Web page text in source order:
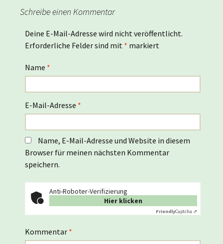
Schreibe einen Kommentar
Deine E-Mail-Adresse wird nicht veröffentlicht.
Erforderliche Felder sind mit * markiert
Name *
E-Mail-Adresse *
Name, E-Mail-Adresse und Website in diesem
Browser für meinen nächsten Kommentar
speichern.
Anti-Roboter-Verifizierung
Hier klicken
FriendlyCaptcha ⇗
Kommentar *